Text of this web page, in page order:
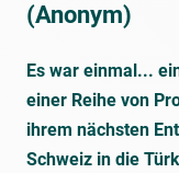
(Anonym)
Es war einmal...
einer Reihe von
ihrem nächsten
Schweiz in die